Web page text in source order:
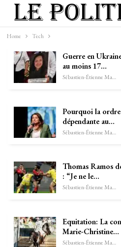
Home Tech
Guerre en
au moins 17…
Sébastien-Étienne Marechal
Pourquoi la
dépendante au…
Sébastien-Étienne Marechal
Thomas Ramos
: “Je ne le…
Sébastien-Étienne Marechal
Equitation: La
Marie-Christine…
Sébastien-Étienne Marechal